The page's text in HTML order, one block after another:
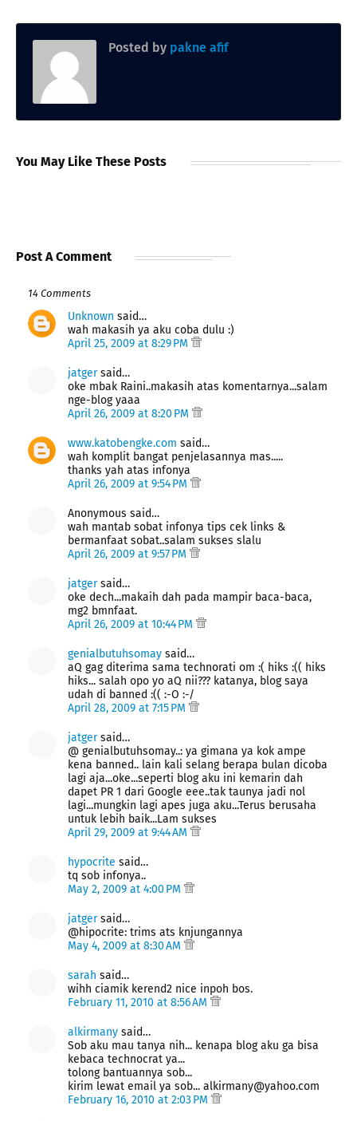
Posted by pakne afif
You May Like These Posts
Post A Comment
14 Comments
Unknown said…
wah makasih ya aku coba dulu :)
April 25, 2009 at 8:29 PM
jatgersaid…
oke mbak Raini..makasih atas komentarnya...salam
nge-blog yaaa
April 26, 2009 at 8:20 PM
www.katobengke.com said…
wah komplit bangat penjelasannya mas.....
thanks yah atas infonya
April 26, 2009 at 9:54 PM
Anonymous said…
wah mantab sobat infonya tips cek links &
bermanfaat sobat..salam sukses slalu
April 26, 2009 at 9:57 PM
jatgersaid…
oke dech...makaih dah pada mampir baca-baca,
mg2 bmnfaat.
April 26, 2009 at 10:44 PM
genialbutuhsomay said…
aQ gag diterima sama technorati om :( hiks :(( hiks
hiks... salah opo yo aQ nii??? katanya, blog saya
udah di banned :(( :-O :-/
April 28, 2009 at 7:15 PM
jatgersaid…
@ genialbutuhsomay..: ya gimana ya kok ampe
kena banned.. lain kali selang berapa bulan dicoba
lagi aja...oke...seperti blog aku ini kemarin dah
dapet PR 1 dari Google eee..tak taunya jadi nol
lagi...mungkin lagi apes juga aku...Terus berusaha
untuk lebih baik...Lam sukses
April 29, 2009 at 9:44 AM
hypocrite said…
tq sob infonya..
May 2, 2009 at 4:00 PM
jatgersaid…
@hipocrite: trims ats knjungannya
May 4, 2009 at 8:30 AM
sarah said…
wihh ciamik kerend2 nice inpoh bos.
February 11, 2010 at 8:56 AM
alkirmany said…
Sob aku mau tanya nih... kenapa blog aku ga bisa
kebaca technocrat ya...
tolong bantuannya sob...
kirim lewat email ya sob... alkirmany@yahoo.com
February 16, 2010 at 2:03 PM